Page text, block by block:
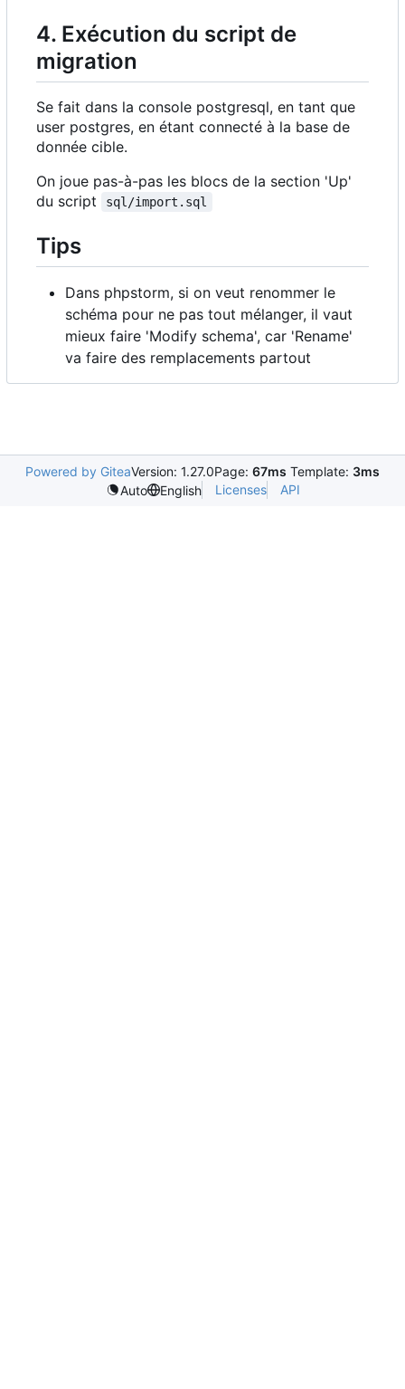
4. Exécution du script de
migration
Se fait dans la console postgresql, en tant que
user postgres, en étant connecté à la base de
donnée cible.
On joue pas-à-pas les blocs de la section 'Up'
du script
sql/import.sql
Tips
Dans phpstorm, si on veut renommer le
schéma pour ne pas tout mélanger, il vaut
mieux faire 'Modify schema', car 'Rename'
va faire des remplacements partout
Powered by GiteaVersion: 1.27.0Page: 67ms Template: 3ms
Auto
English Licenses API